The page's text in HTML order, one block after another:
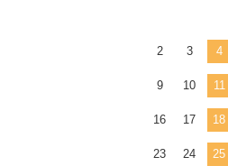
2 3 4
9 10 11
16 17 18
23 24 25